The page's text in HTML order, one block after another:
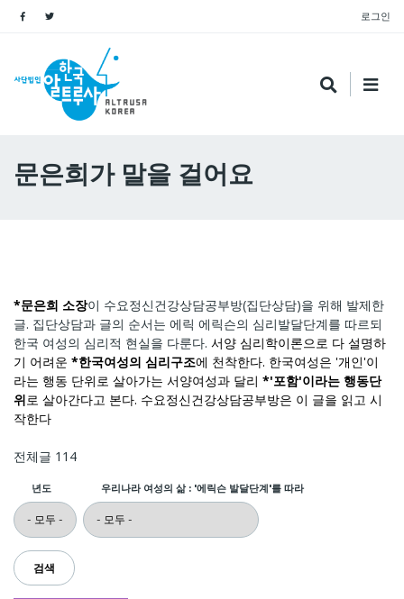
로그인
문은희가 말을 걸어요
*문은희 소장이 수요정신건강상담공부방(집단상담)을 위해 발제한
글. 집단상담과 글의 순서는 에릭 에릭슨의 심리발달단계를 따르되
한국 여성의 심리적 현실을 다룬다. 서양 심리학이론으로 다 설명하
기 어려운 *한국여성의 심리구조에 천착한다. 한국여성은 '개인'이
라는 행동 단위로 살아가는 서양여성과 달리 *'포함'이라는 행동단
위로 살아간다고 본다. 수요정신건강상담공부방은 이 글을 읽고 시
작한다
전체글 114
년도 우리나라 여성의 삶 : '에릭슨 발달단계'를 따라